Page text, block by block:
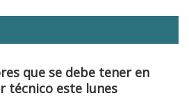
que se debe tener en
técnico este lunes